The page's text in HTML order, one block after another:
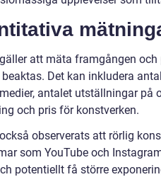
att mäta framgången
Det kan inkludera
antalet utställningar på
och pris för konstverken.
observerats att rörlig
som YouTube och
potentiellt få större